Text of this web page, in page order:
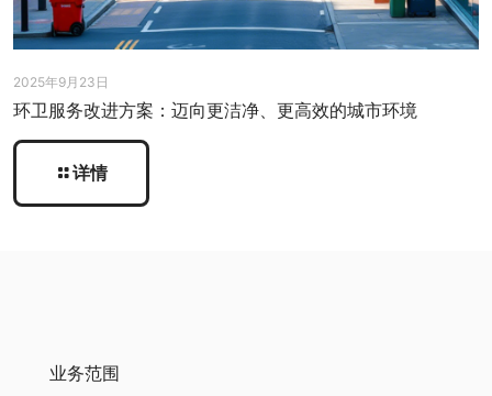
2025年9月23日
环卫服务改进方案：迈向更洁净、更高效的城市环境
详情
业务范围